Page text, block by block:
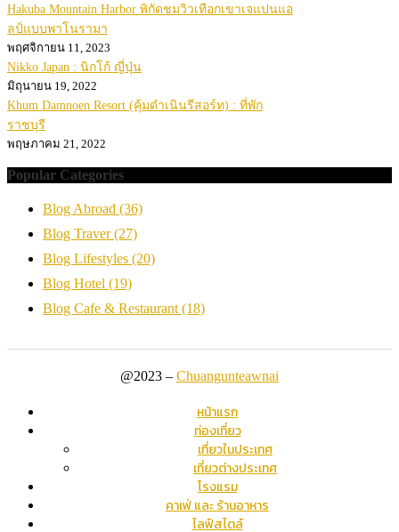
Hakuba Mountain Harbor พิกัดชมวิวเทือกเขาเจแปนแอ
ลป์แบบพาโนรามา
พฤศจิกายน 11, 2023
Nikko Japan : นิกโก้ ญี่ปุ่น
มิถุนายน 19, 2022
Khum Damnoen Resort (คุ้มดำเนินรีสอร์ท) : ที่พัก
ราชบุรี
พฤษภาคม 21, 2022
Popular Categories
Blog Abroad (36)
Blog Traver(27)
Blog Lifestyles (20)
Blog Hotel (19)
Blog Cafe & Restaurant (18)
@2023 – Chuangunteawnai
หน้าแรก
ท่องเที่ยว
เที่ยวในประเทศ
เที่ยวต่างประเทศ
โรงแรม
คาเฟ่ และ ร้านอาหาร
ไลฟ์สไตล์